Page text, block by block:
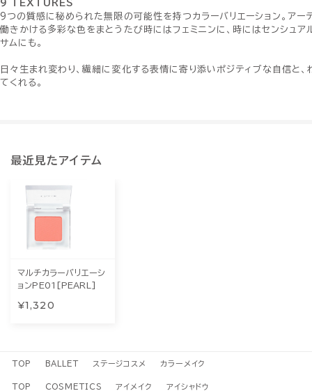
9 TEXTURES
9つの質感に秘められた無限の可能性を持つカラーバリエーション。アー
働きかける多彩な色をまとうたび時にはフェミニンに、時にはセンシュア
サムにも。
日々生まれ変わり、繊細に変化する表情に寄り添いポジティブな自信と、
てくれる。
最近見たアイテム
マルチカラーバリエーシ
ョンPE01[PEARL]
¥1,320
TOP BALLET ステージコスメ カラーメイク
TOP COSMETICS アイメイク アイシャドウ